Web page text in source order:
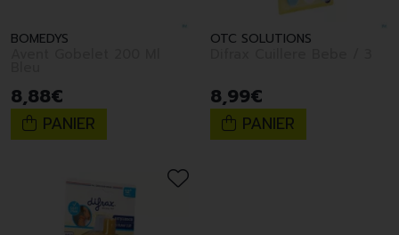
BOMEDYS
8,88€
PANIER
OTC SOLUTIONS
8,99€
PANIER